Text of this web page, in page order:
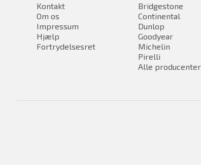
Kontakt
Om os
Impressum
Hjælp
Fortrydelsesret
Bridgestone
Continental
Dunlop
Goodyear
Michelin
Pirelli
Alle producenter